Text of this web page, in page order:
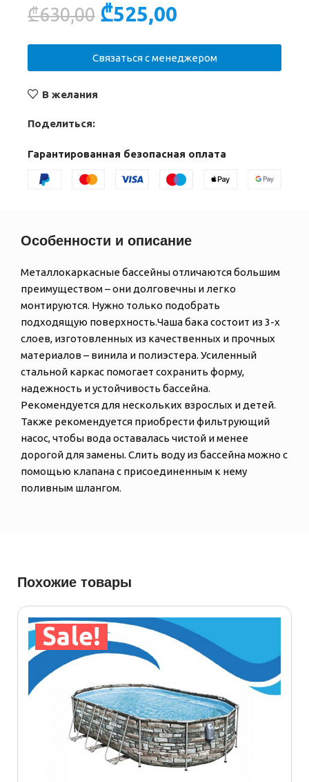
₾630,00 ₾525,00
Связаться с менеджером
В желания
Поделиться:
Гарантированная безопасная оплата
Особенности и описание
Металлокаркасные бассейны отличаются большим
преимуществом – они долговечны и легко
монтируются. Нужно только подобрать
подходящую поверхность.Чаша бака состоит из 3-х
слоев, изготовленных из качественных и прочных
материалов – винила и полиэстера. Усиленный
стальной каркас помогает сохранить форму,
надежность и устойчивость бассейна.
Рекомендуется для нескольких взрослых и детей.
Также рекомендуется приобрести фильтрующий
насос, чтобы вода оставалась чистой и менее
дорогой для замены. Слить воду из бассейна можно с
помощью клапана с присоединенным к нему
поливным шлангом.
Похожие товары
Sale!